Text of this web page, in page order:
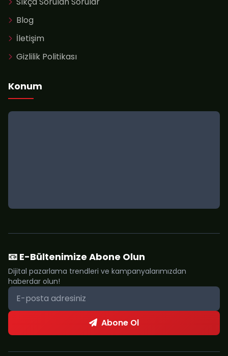
Blog
İletişim
Gizlilik Politikası
Konum
📧 E-Bültenimize Abone Olun
Dijital pazarlama trendleri ve kampanyalarımızdan
haberdar olun!
Abone Ol